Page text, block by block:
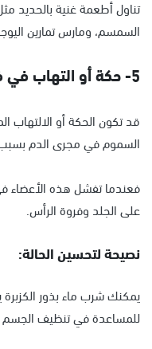
تناول أطعمة غنية بالحديد
السمسم، ومارس تمارين
5- حكة أو التهاب في فروة الرأس
قد تكون الحكة أو الالتهاب
السموم في مجرى الدم
فعندما تفشل هذه الأعضاء
على الجلد وفروة الرأس.
نصيحة لتحسين الحالة:
يمكنك شرب ماء بذور الكزبرة
للمساعدة في تنظيف الجسم